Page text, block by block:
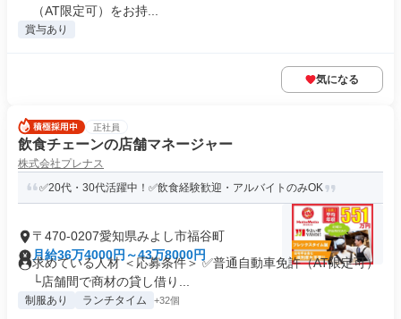
（AT限定可）をお持...
賞与あり
気になる
正社員
飲食チェーンの店舗マネージャー
株式会社プレナス
✅20代・30代活躍中！✅飲食経験歓迎・アルバイトのみOK
〒470-0207愛知県みよし市福谷町
月給36万4000円～43万8000円
求めている人材 ＜応募条件＞ ✅普通自動車免許（AT限定可）
└店舗間で商材の貸し借り...
制服あり ランチタイム +32個